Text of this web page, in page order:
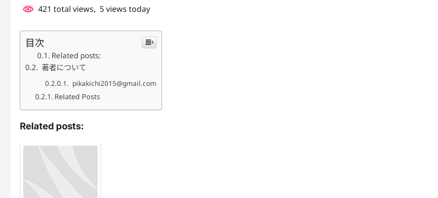
421 total views, 5 views today
目次
Related posts:
著者について
pikakichi2015@gmail.com
Related Posts
Related posts: